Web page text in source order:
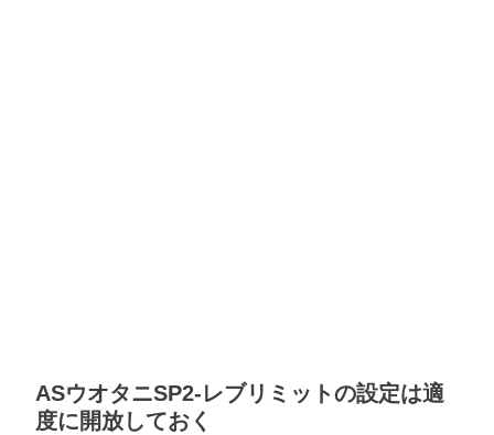
ASウオタニSP2-レブリミットの設定は適
度に開放しておく